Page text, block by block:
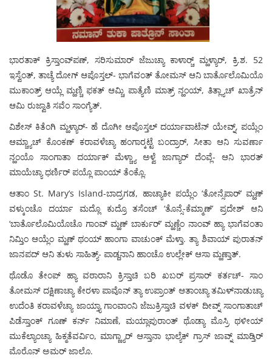
ಭಾರತಾಕ್ ಕ್ರಿಸ್ತಾಂವ್‍ಪಣ್, ಸರಿಸುಮಾರ್ ಜೆಜುಚ್ಯಾ ಕಾಳಾರ್‍ಚ್ ಮ್ಹಳ್ಯಾರ್, ಕ್ರಿ.ಶ. 52
ಇಸ್ವೆಂತ್, ತಾಚ್ಯೆ ದೋಗ್ ಆಪೊಸ್ತಲ್- ಭಾಗೆವಂತ್ ತೋಮಸ್ ಆನಿ ಬಾರ್ತೊಲೊಮಿಯೊ
ಮುಕಾಂತ್ರ್ ಆಯ್ಲೆ ಮ್ಹಣ್ಚಿ ಫಕತ್ ಆಮ್ಚಿ ಪಾತ್ಯೆಣಿ ಮಾತ್ರ್ ನ್ಹಂಯ್, ತಿತ್ಲ್ಯಾಚ್ ಖಾತ್ರೆನ್
ಆಮಿ ರುಜ್ವಾತಿ ಸವೆಂ ಸಾಂಗ್ಯೆತ್.
ವಿಶೇಸ್ ಕಿತೆಂಗಿ ಮ್ಹಳ್ಯಾರ್- ಹೆ ದೊಗೀ ಆಪೊಸ್ತಲ್ ದರ್ಯಾವಾಟೆನ್ ಯೇವ್ನ್, ಪಯ್ಲೆಂ
ಆಮ್ಚ್ಯಾಚ್ ಕೊಂಕಣ್ ಕರಾವಳೆಚ್ಯಾ ಹಂಗಾರ್‍ಕಟ್ಟೆ ಬಂದ್ರಾರ್, ಸೀತಾ ಆನಿ ಸುವರ್ಣಾ
ನ್ಹಂಯೊ ಸಾಂಗಾತಾ ದರ್ಯಾಕ್ ಮೆಳ್ಚ್ಯಾ ಅಳ್ವೆ ಜಾಗ್ಯಾರ್ ದೆಂವ್ಲೆ- ಆನಿ ಭಾರತ್
ಮಾಯೆಚ್ಯಾ ಧರ್ಣಿರ್ ಪಯ್ಲೊ ಪಾಂಯ್ ತೆಂಕ್ಲೊ.
ಆತಾಂ St. Mary’s Island-ಬಾದ್ರಗಡ, ಹಾಚ್ಯಾಕೀ ಪಯ್ಲೆಂ ‘ತೋನ್ಸೆಪಾರ್’ ಮ್ಹಣ್
ವಳ್ಕುಂಚೊ ದರ್ಯಾ ಮದ್ಲೊ ಕುದ್ರೊ ತಸೆಂಚ್ ‘ತೊನ್ಸೆ-ಕೆಮ್ಮಾಣ್’ ಪ್ರದೇಶ್ ಆನಿ
‘ಬಾರ್ತೊಲೊಮಿಯೊಚೊ ಗಾಂವ್ ಮ್ಹಣ್ ಬಾರ್ಕುರ್’ ಮ್ಹಣ್ಚೆಂ ನಾಂವ್ ಹ್ಯಾ ಭಾಗೆವಂತಾ
ನಿಮ್ತಿಂ ಆಯ್ಲೆಂ ಮ್ಹಣ್ ಥಂಯ್ ಹಾಂಗಾ ವಾಚುಂಕ್ ಮೆಳ್ತಾ. ತ್ಯಾ ಶಿವಾಯ್ ಪುರಾತನ್
ಜಾನಪದ್ ಆನಿ ತುಳು ಸಾಹಿತ್ಯ್- ಪಾಡ್ದನಾನಿ ಹಾಂಚೊ ಉಲ್ಲೇಕ್ ಆಸಾ ಮ್ಹಣ್ತಾತ್.
ಥೊಡೊ ತೇಂಪ್ ಹ್ಯಾ ವಠಾರಾನಿ ಕ್ರಿಸ್ತಾಚಿ ಬರಿ ಖಬರ್ ಪ್ರಸಾರ್ ಕರ್ತಚ್- ಸಾಂ
ತೋಮಸ್ ದಕ್ಷಿಣಾಚ್ಯಾ ಕೇರಳಾ ಪಾವೊನ್ ತ್ಯಾ ಉಪ್ರಾಂತ್ ಆತಾಂಚ್ಯಾ ತಮಿಳ್‍ನಾಡುಚ್ಯಾ
ಉದೆಂತಿ ಕರಾವಳೆಚ್ಯಾ ಜಾಯ್ತ್ಯಾ ಗಾಂವಾಂನಿ ಜೆಜುಕ್ರಿಸ್ತಾಚಿ ವಳಕ್ ದೀವ್ನ್ ಸಾಂಗಾತಾಚ್
ಪಿಡೆಸ್ತಾಂಕ್ ಗೂಣ್ ಕರ್ನ್ ನಿಮಾಣೆ, ಮಯ್ಲಾಪುರಾಂತ್ ಥೊಡ್ಯಾ ಮೊಸ್ರಿ ಥಳೀಯ್
ಮುಕೆಲ್ಯಾಂಚ್ಯಾ ಹಿಕ್ಮತೆವರ್ವಿಂ, ಮಾಗ್ಣ್ಯಾರ್ ಆಸ್ತಾನಾ ಭಾಲ್ಯೆಕ್ ಗ್ರಾಸ್ ಜಾವ್ನ್ ಮಾಡ್ತಿರ್
ಮೊರೊನ್ ಅಮರ್ ಜಾಲೊ.